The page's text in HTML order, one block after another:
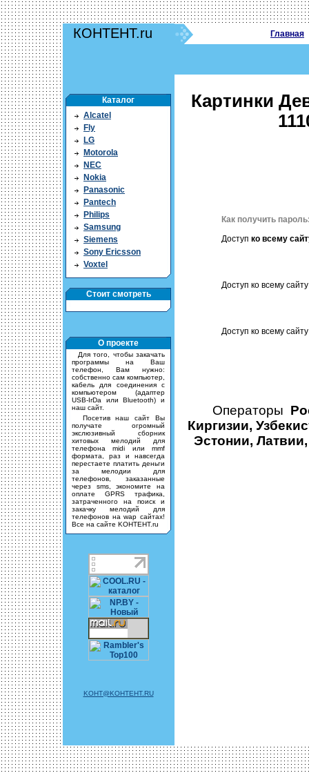
КОНТЕНТ.ru Главная
Каталог
Alcatel
Fly
LG
Motorola
NEC
Nokia
Panasonic
Pantech
Philips
Samsung
Siemens
Sony Ericsson
Voxtel
Стоит смотреть
О проекте
Для того, чтобы закачать
программы на Ваш
телефон, Вам нужно:
собственно сам компьютер,
кабель для соединения с
компьютером (адаптер
USB-IrDa или Bluetooth) и
наш сайт.
Посетив наш сайт Вы
получате огромный
экслюзивный сборник
хитовых мелодий для
телефона midi или mmf
формата, раз и навсегда
перестаете платить деньги
за мелодии для
телефонов, заказанные
через sms, экономите на
оплате GPRS трафика,
затраченного на поиск и
закачку мелодий для
телефонов на wap сайтах!
Все на сайте KOHTEHT.ru
KOHT@KOHTEHT.RU
Картинки
Как получить
Доступ ко всему
Доступ ко всему
Доступ ко всему
Операторы
Киргизии,
Эстонии,